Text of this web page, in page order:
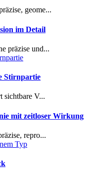
geome...
im Detail
präzise und...
Stirnpartie
sichtbare V...
mit zeitloser Wirkung
repro...